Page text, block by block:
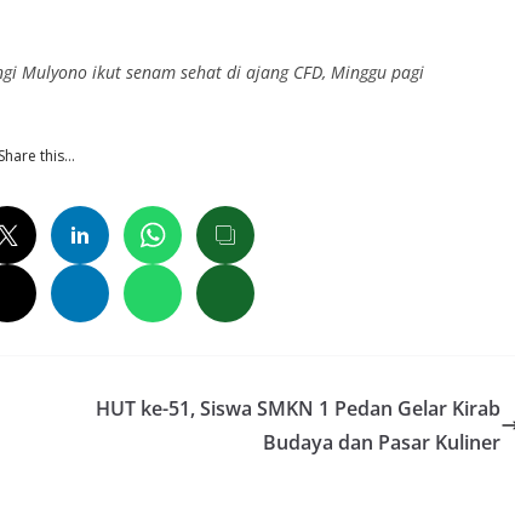
Mulyono ikut senam sehat di ajang CFD, Minggu pagi
Share this…
HUT ke-51, Siswa SMKN 1 Pedan Gelar Kirab
Budaya dan Pasar Kuliner